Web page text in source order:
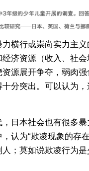
力横行或崇尚实力主
济资源（收入、社
源展开争夺，弱肉
分突出。可以认为
日本社会也有很多
认为“欺凌现象的存
；莫如说欺凌行为